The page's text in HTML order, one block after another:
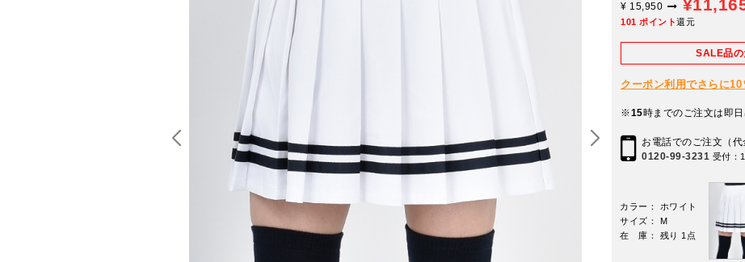
¥ 15,950
101 ポイント還元
SALE品の
クーポン利用でさらに
※15時までのご注文は即日
お電話でのご注文（代
0120-99-3231 受付：
カラー： ホワイト
サイズ： M
在 庫： 残り 1点